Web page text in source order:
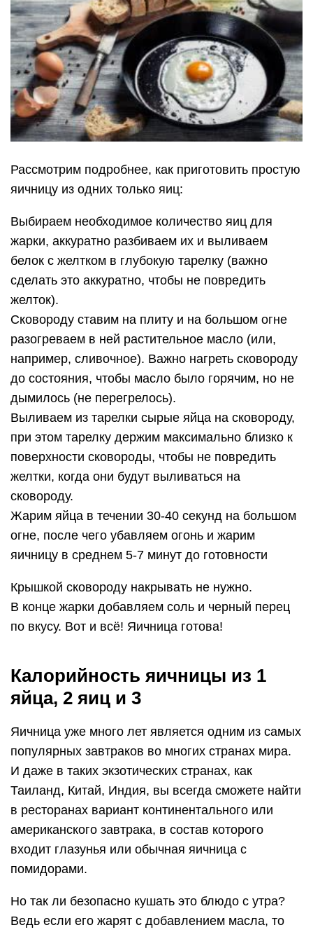
Рассмотрим подробнее, как приготовить простую
яичницу из одних только яиц:
Выбираем необходимое количество яиц для
жарки, аккуратно разбиваем их и выливаем
белок с желтком в глубокую тарелку (важно
сделать это аккуратно, чтобы не повредить
желток).
Сковороду ставим на плиту и на большом огне
разогреваем в ней растительное масло (или,
например, сливочное). Важно нагреть сковороду
до состояния, чтобы масло было горячим, но не
дымилось (не перегрелось).
Выливаем из тарелки сырые яйца на сковороду,
при этом тарелку держим максимально близко к
поверхности сковороды, чтобы не повредить
желтки, когда они будут выливаться на
сковороду.
Жарим яйца в течении 30-40 секунд на большом
огне, после чего убавляем огонь и жарим
яичницу в среднем 5-7 минут до готовности
Крышкой сковороду накрывать не нужно.
В конце жарки добавляем соль и черный перец
по вкусу. Вот и всё! Яичница готова!
Калорийность яичницы из 1
яйца, 2 яиц и 3
Яичница уже много лет является одним из самых
популярных завтраков во многих странах мира.
И даже в таких экзотических странах, как
Таиланд, Китай, Индия, вы всегда сможете найти
в ресторанах вариант континентального или
американского завтрака, в состав которого
входит глазунья или обычная яичница с
помидорами.
Но так ли безопасно кушать это блюдо с утра?
Ведь если его жарят с добавлением масла, то